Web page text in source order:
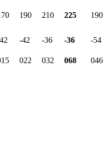
190 210 225 190
-42 -36 -36
-54
022 032 068
046